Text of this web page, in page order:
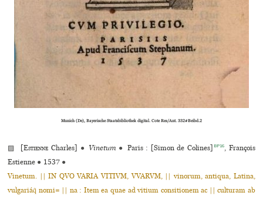
Munich (De), Bayerische Staatsbibliothek digital. Cote Res/Ant. 332#Beibd.2
▨ [Estienne Charles] ● Vinetum ● Paris : [Simon de Colines] BP16, François
Estienne ● 1537 ●
Vinetum. || IN QVO VARIA VITIVM, VVARVM, || vinorum, antiqua, Latina,
vulgariáq̃ nomi= || na : Item ea quae ad vitium consitionem ac || culturam ab